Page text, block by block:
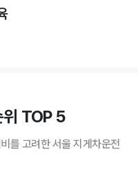
위 TOP 5
를 고려한 서울 지게차운전